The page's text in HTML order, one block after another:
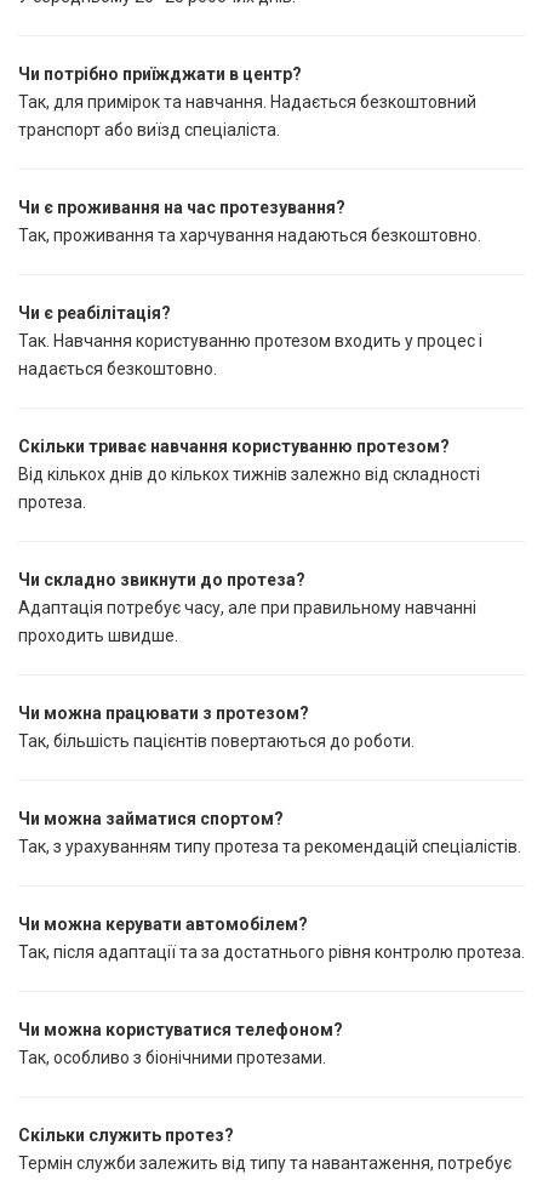
Чи потрібно приїжджати в центр?
Так, для примірок та навчання. Надається безкоштовний
транспорт або виїзд спеціаліста.
Чи є проживання на час протезування?
Так, проживання та харчування надаються безкоштовно.
Чи є реабілітація?
Так. Навчання користуванню протезом входить у процес і
надається безкоштовно.
Скільки триває навчання користуванню протезом?
Від кількох днів до кількох тижнів залежно від складності
протеза.
Чи складно звикнути до протеза?
Адаптація потребує часу, але при правильному навчанні
проходить швидше.
Чи можна працювати з протезом?
Так, більшість пацієнтів повертаються до роботи.
Чи можна займатися спортом?
Так, з урахуванням типу протеза та рекомендацій спеціалістів.
Чи можна керувати автомобілем?
Так, після адаптації та за достатнього рівня контролю протеза.
Чи можна користуватися телефоном?
Так, особливо з біонічними протезами.
Скільки служить протез?
Термін служби залежить від типу та навантаження, потребує